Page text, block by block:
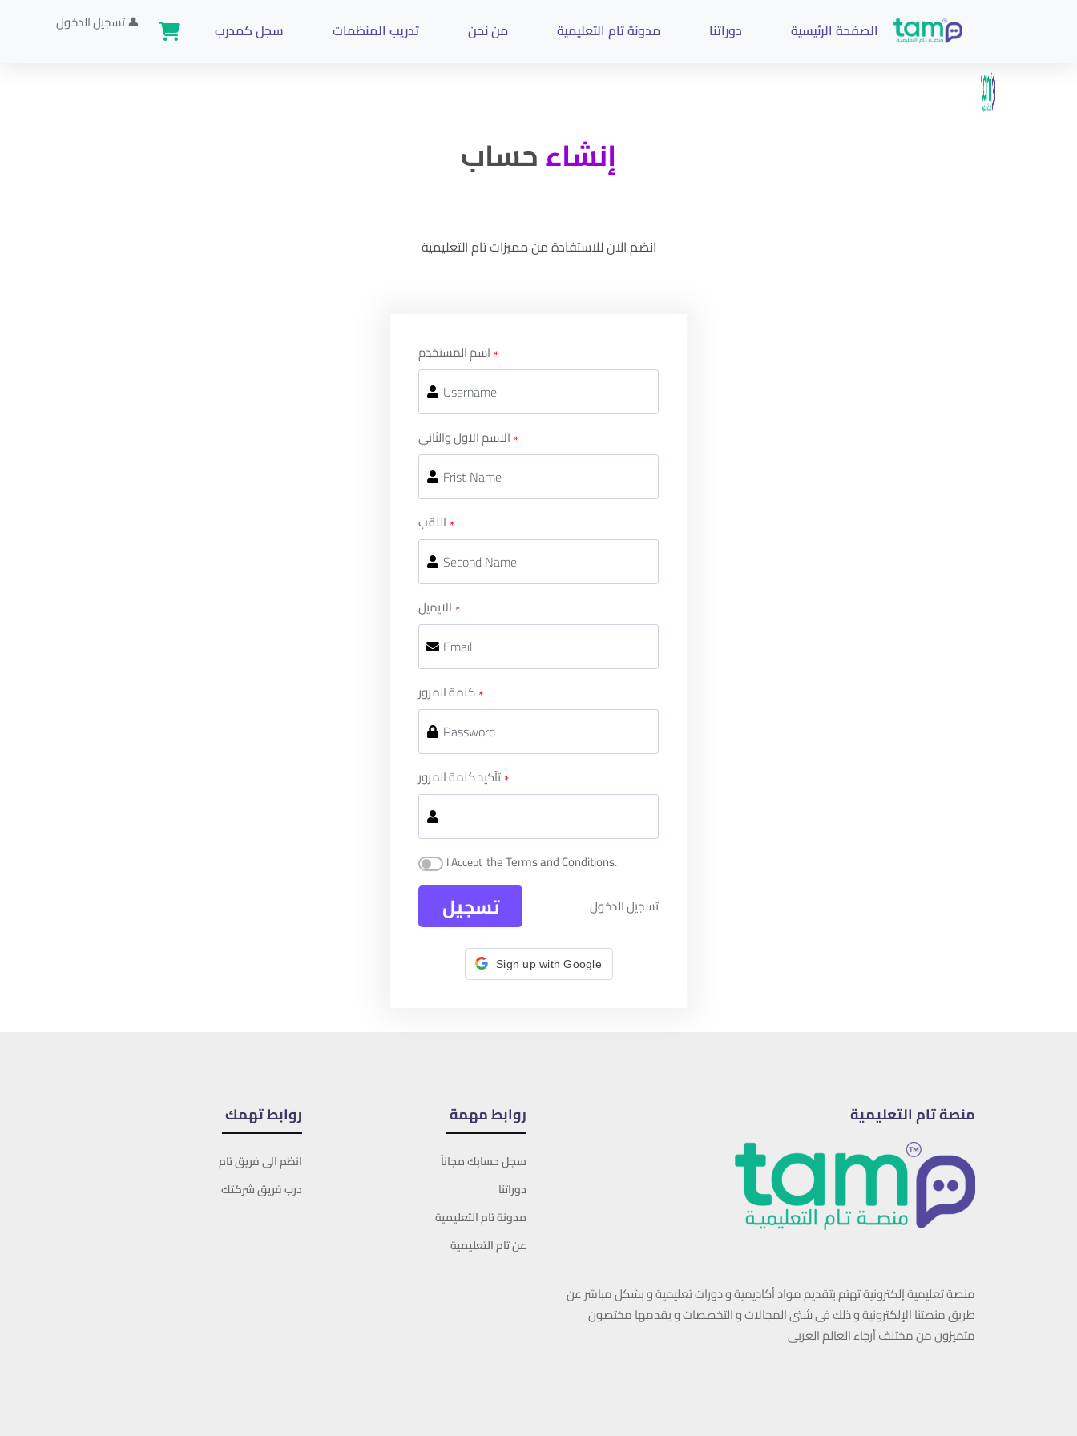
👤تسجيل الدخول الصفحة الرئيسية دوراتنا مدونة تام التعليمية من نحن تدريب المنظمات سجل كمدرب
إنشاءحساب
انضم الان للاستفادة من مميزات تام التعليمية
اسم المستخدم
الاسم الاول والثاني
اللقب
الايميل
كلمة المرور
تآكيد كلمة المرور
I Acceptthe Terms and Conditions.
تسجيل الدخول
Sign up with Google
منصة تام التعليمية
منصة تعليمية إلكترونية تهتم بتقديم مواد أكاديمية و دورات تعليمية و بشكل مباشر عن
طريق منصتنا الإلكترونية و ذلك فى شتى المجالات و التخصصات و يقدمها مختصون
متميزون من مختلف أرجاء العالم العربى
روابط مهمة
سجل حسابك مجاناً
دوراتنا
مدونة تام التعليمية
عن تام التعليمية
روابط تهمك
انظم الى فريق تام
درب فريق شركتك